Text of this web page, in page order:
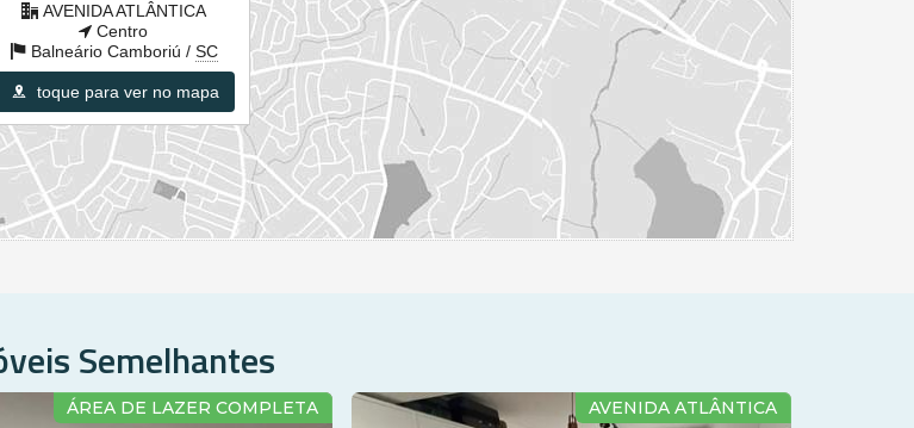
AVENIDA ATLÂNTICA
Centro
Balneário Camboriú / SC
toque para ver no mapa
Semelhantes
ÁREA DE LAZER COMPLETA AVENIDA ATLÂNTICA